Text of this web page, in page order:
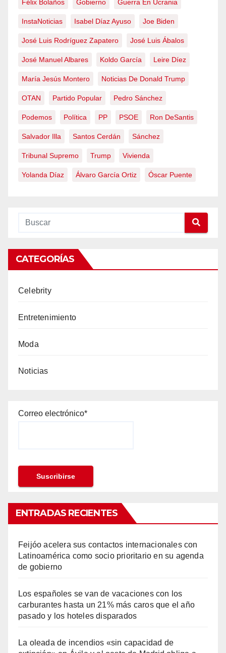
Félix Bolaños Gobierno Guerra En Ucrania
InstaNoticias Isabel Díaz Ayuso Joe Biden
José Luis Rodríguez Zapatero José Luis Ábalos
José Manuel Albares Koldo García Leire Díez
María Jesús Montero Noticias De Donald Trump
OTAN Partido Popular Pedro Sánchez
Podemos Política PP PSOE Ron DeSantis
Salvador Illa Santos Cerdán Sánchez
Tribunal Supremo Trump Vivienda
Yolanda Díaz Álvaro García Ortiz Óscar Puente
CATEGORÍAS
Celebrity
Entretenimiento
Moda
Noticias
Correo electrónico*
ENTRADAS RECIENTES
Feijóo acelera sus contactos internacionales con
Latinoamérica como socio prioritario en su agenda
de gobierno
Los españoles se van de vacaciones con los
carburantes hasta un 21% más caros que el año
pasado y los hoteles disparados
La oleada de incendios «sin capacidad de